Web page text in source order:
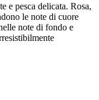
e pesca delicata. Rosa,
le note di cuore
note di fondo e